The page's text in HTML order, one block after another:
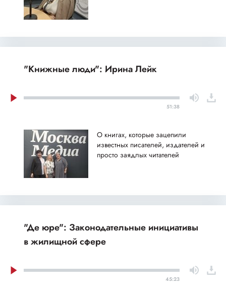
"Книжные люди": Ирина Лейк
51:38
О книгах, которые зацепили
известных писателей, издателей и
просто заядлых читателей
"Де юре": Законодательные инициативы
в жилищной сфере
45:23